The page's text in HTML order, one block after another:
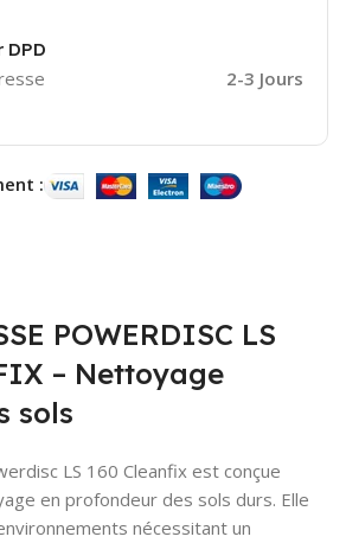
2-3 Jours
:
POWERDISC LS
– Nettoyage
sols
LS 160 Cleanfix est conçue
en profondeur des sols durs. Elle
nécessitant un